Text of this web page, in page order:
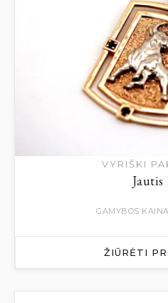
VYRIŠKI
Jautis
GAMYBOS KAINA
ŽIŪRĖTI